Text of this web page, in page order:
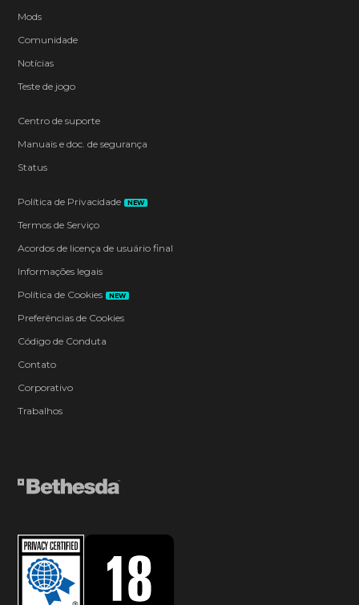
Mods
Comunidade
Notícias
Teste de jogo
Centro de suporte
Manuais e doc. de segurança
Status
Política de Privacidade NEW
Termos de Serviço
Acordos de licença de usuário final
Informações legais
Política de Cookies
NEW
Preferências de Cookies
Código de Conduta
Contato
Corporativo
Trabalhos